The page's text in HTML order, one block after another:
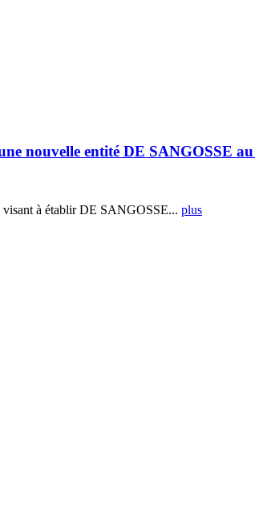
nouvelle entité DE SANGOSSE
à établir DE SANGOSSE... plus